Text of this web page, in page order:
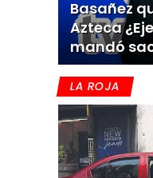
Basañez
Azteca
mandó
LA ROJA